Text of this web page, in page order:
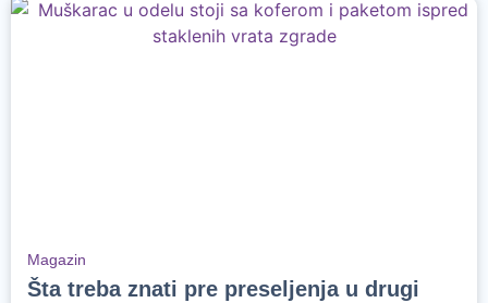
Magazin
Šta treba znati pre preseljenja u drugi